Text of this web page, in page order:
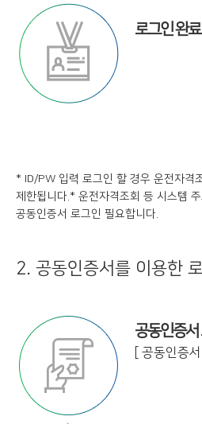
로그인 완료
* ID/PW 입력 로그인 할 경우 운전자격
제한됩니다. * 운전자격조회 등 시스템
공동인증서 로그인 필요합니다.
2. 공동인증서를 이용한
공동인증서
[ 공동인증